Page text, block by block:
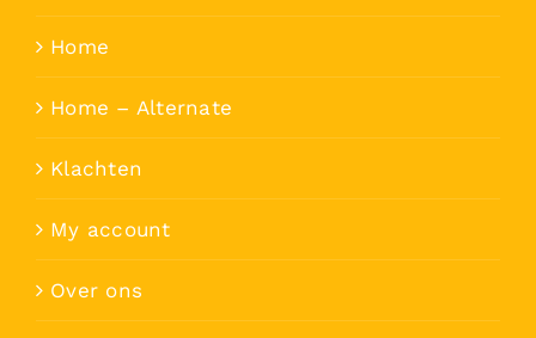
Home
Home – Alternate
Klachten
My account
Over ons